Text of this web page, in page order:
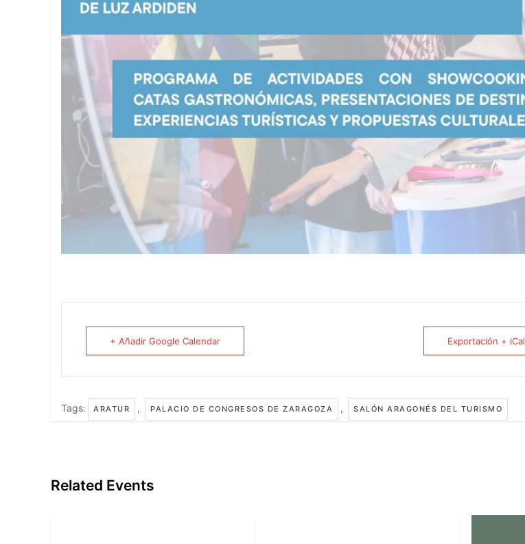
+ Añadir Google Calendar Exportación + iCal
Tags: ARATUR , PALACIO DE CONGRESOS DE ZARAGOZA , SALÓN ARAGONÉS DEL TURISMO
Related Events